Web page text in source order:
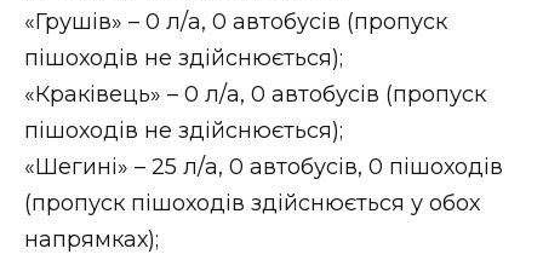
«Грушів» – 0 л/а, 0 автобусів (пропуск
пішоходів не здійснюється);
«Краківець» – 0 л/а, 0 автобусів (пропуск
пішоходів не здійснюється);
«Шегині» – 25 л/а, 0 автобусів, 0 пішоходів
(пропуск пішоходів здійснюється у обох
напрямках);